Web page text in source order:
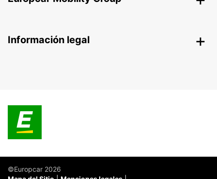
Información legal
©Europcar 2026